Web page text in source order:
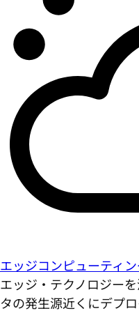
エッジコンピューティ
エッジ・テクノロジー
タの発生源近くにデプロ